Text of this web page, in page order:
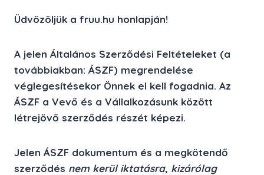
Üdvözöljük a fruu.hu honlapján!
A jelen Általános Szerződési Feltételeket (a
továbbiakban: ÁSZF) megrendelése
véglegesítésekor Önnek el kell fogadnia. Az
ÁSZF a Vevő és a Vállalkozásunk között
létrejövő szerződés részét képezi.
Jelen ÁSZF dokumentum és a megkötendő
szerződés nem kerül iktatásra, kizárólag